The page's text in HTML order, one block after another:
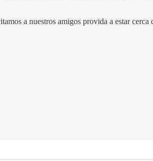
a nuestros amigos provida a estar cerca